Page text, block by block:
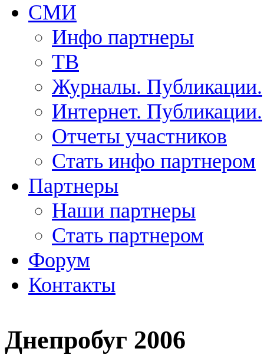
СМИ
Инфо партнеры
ТВ
Журналы. Публикации.
Интернет. Публикации.
Отчеты участников
Стать инфо партнером
Партнеры
Наши партнеры
Стать партнером
Форум
Контакты
Днепробуг 2006